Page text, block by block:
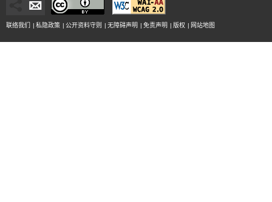
联络我们 | 私隐政策 | 公开资料守则 | 无障碍声明 | 免责声明 | 版权 | 网站地图